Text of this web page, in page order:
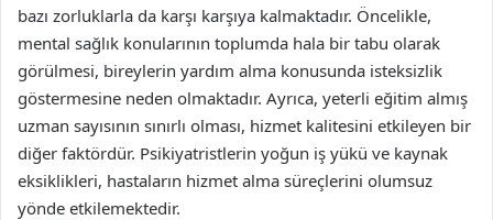
bazı zorluklarla da karşı karşıya kalmaktadır. Öncelikle,
mental sağlık konularının toplumda hala bir tabu olarak
görülmesi, bireylerin yardım alma konusunda isteksizlik
göstermesine neden olmaktadır. Ayrıca, yeterli eğitim almış
uzman sayısının sınırlı olması, hizmet kalitesini etkileyen bir
diğer faktördür. Psikiyatristlerin yoğun iş yükü ve kaynak
eksiklikleri, hastaların hizmet alma süreçlerini olumsuz
yönde etkilemektedir.